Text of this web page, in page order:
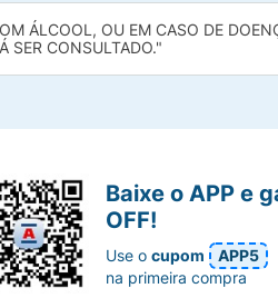
ÁLCOOL, OU EM CASO DE
SER CONSULTADO."
Baixe o APP e
OFF!
Use ocupom
APP5
na primeira compra